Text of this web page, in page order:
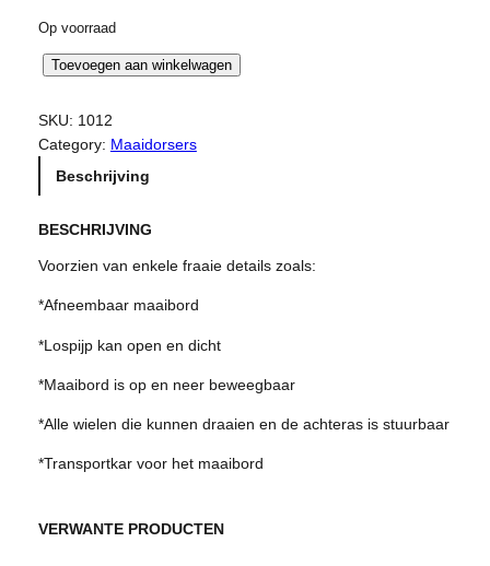
Op voorraad
m
e
c
1
5
a
n
t
l
Toevoegen aan winkelwagen
SKU: 1012
Category: Maaidorsers
Beschrijving
BESCHRIJVING
Voorzien van enkele fraaie details zoals:
*Afneembaar maaibord
*Lospijp kan open en dicht
*Maaibord is op en neer beweegbaar
*Alle wielen die kunnen draaien en de achteras is stuurbaar
*Transportkar voor het maaibord
VERWANTE PRODUCTEN